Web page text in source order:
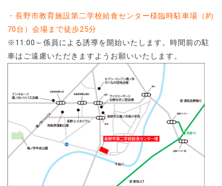
・長野市教育施設第二学校給食センター様臨時駐車場（約
70台）会場まで徒歩25分
※11:00～係員による誘導を開始いたします。時間前の駐
車はご遠慮いただきますようお願いいたします。